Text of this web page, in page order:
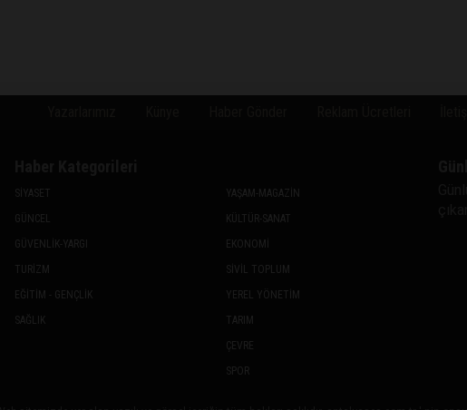
SİYASET
GÜNCEL
GÜVENLİK-YARGI
TURİZM
EĞİTİM - GENÇLİK
SAĞLIK
YAŞAM-MAGAZİN
KÜLTÜR-SANAT
EKONOMİ
SİVİL TOPLUM
YEREL YÖNETİM
TARIM
ÇEVRE
SPOR